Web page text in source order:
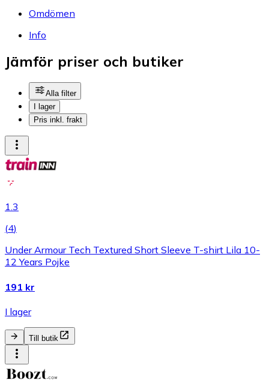
Omdömen
Info
Jämför priser och butiker
Alla filter
I lager
Pris inkl. frakt
1.3
(4)
Under Armour Tech Textured Short Sleeve T-shirt Lila 10-
12 Years Pojke
191 kr
I lager
Till butik